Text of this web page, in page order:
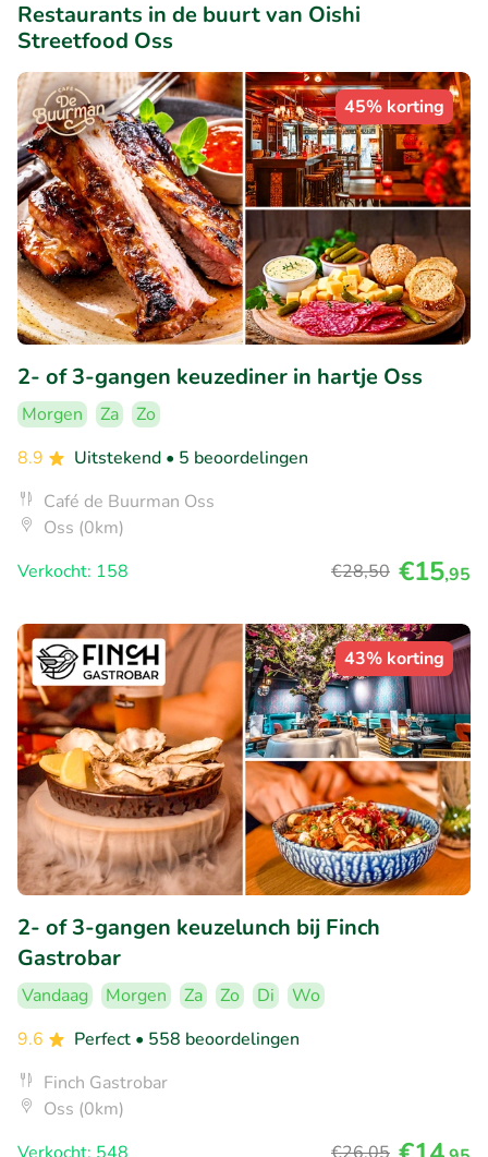
Restaurants in de buurt van Oishi
Streetfood Oss
45% korting
2- of 3-gangen keuzediner in hartje Oss
Morgen Za
Zo
8.9
Uitstekend • 5 beoordelingen
Café de Buurman Oss
Oss (0km)
Verkocht: 158
€28,50 €15,95
43% korting
2- of 3-gangen keuzelunch bij Finch
Gastrobar
Vandaag Morgen Za Zo Di
Wo
9.6
Perfect • 558 beoordelingen
Finch Gastrobar
Oss (0km)